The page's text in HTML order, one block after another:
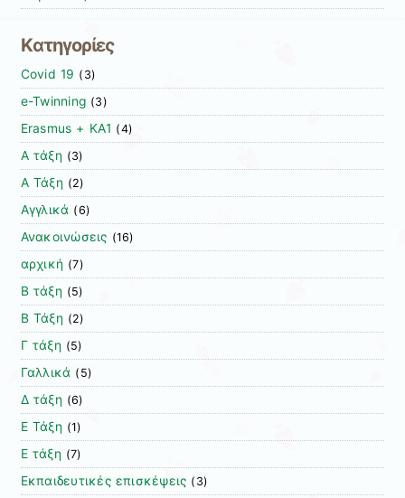
Kατηγορίες
Covid 19 (3)
e-Twinning (3)
Erasmus + KA1 (4)
Α τάξη (3)
Α Τάξη (2)
Αγγλικά (6)
Ανακοινώσεις (16)
αρχική (7)
Β τάξη (5)
Β Τάξη (2)
Γ τάξη (5)
Γαλλικά (5)
Δ τάξη (6)
Ε Τάξη (1)
Ε τάξη (7)
Εκπαιδευτικές επισκέψεις (3)